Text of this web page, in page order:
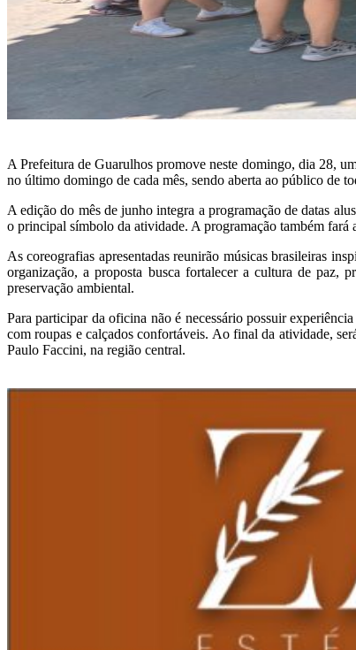
A Prefeitura de Guarulhos promove neste domingo, dia 28,
no último domingo de cada mês, sendo aberta ao público de
A edição do mês de junho integra a programação de datas
o principal símbolo da atividade. A programação também
As coreografias apresentadas reunirão músicas brasileiras
organização, a proposta busca fortalecer a cultura de paz,
preservação ambiental.
Para participar da oficina não é necessário possuir
com roupas e calçados confortáveis. Ao final da atividade,
Paulo Faccini, na região central.